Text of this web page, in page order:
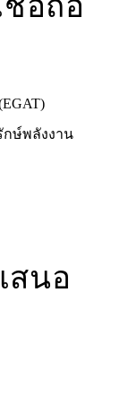
ษ์พลังงาน
สนอ